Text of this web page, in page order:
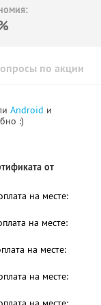
по акции
Android и
:)
от
на месте:
на месте:
на месте:
на месте: